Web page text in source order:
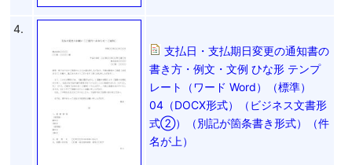
4.
支払日・支払期日変更の通知書の
書き方・例文・文例 ひな形 テンプ
レート（ワード Word）（標準）
04（DOCX形式）（ビジネス文書形
式②）（別記が箇条書き形式）（件
名が上）